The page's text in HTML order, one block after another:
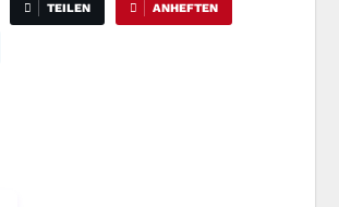
TEILEN ANHEFTEN